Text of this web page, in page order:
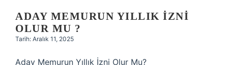
Hakkımızda
ADAY MEMURUN YILLIK IZNI
OLUR MU ?
Tarih: Aralık 11, 2025
Aday Memurun Yıllık İzni Olur Mu?